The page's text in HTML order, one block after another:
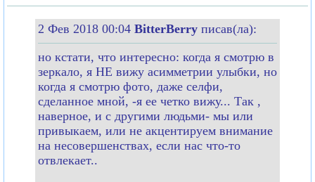
2 Фев 2018 00:04 BitterBerry писав(ла):
но кстати, что интересно: когда я смотрю в
зеркало, я НЕ вижу асимметрии улыбки, но
когда я смотрю фото, даже селфи,
сделанное мной, -я ее четко вижу... Так ,
наверное, и с другими людьми- мы или
привыкаем, или не акцентируем внимание
на несовершенствах, если нас что-то
отвлекает..